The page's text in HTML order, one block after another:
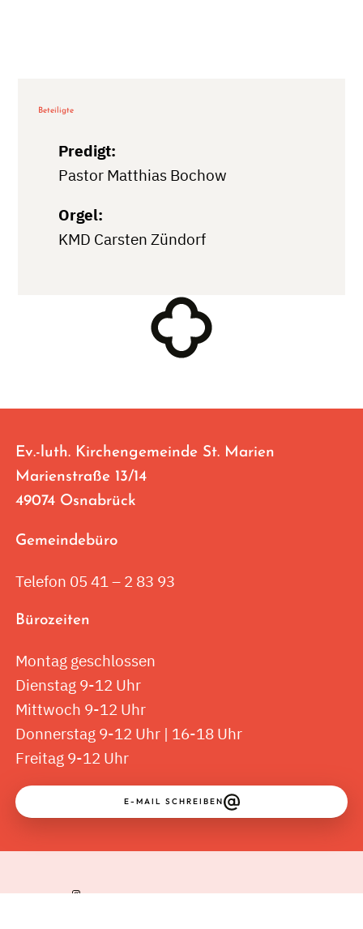
↑
Beteiligte
Predigt:
Pastor Matthias Bochow
Orgel:
KMD Carsten Zündorf
Ev.-luth. Kirchengemeinde St. Marien
Marienstraße 13/14
49074 Osnabrück
Gemeindebüro
Telefon 05 41 – 2 83 93
Bürozeiten
Montag geschlossen
Dienstag 9-12 Uhr
Mittwoch 9-12 Uhr
Donnerstag 9-12 Uhr | 16-18 Uhr
Freitag 9-12 Uhr
E-MAIL SCHREIBEN